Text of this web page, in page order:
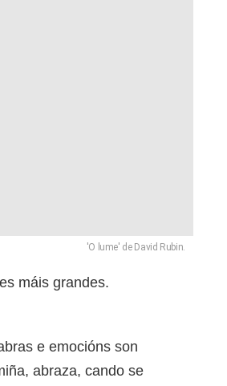
'O lume' de David Rubin.
máis grandes.
e emocións son
abraza, cando se